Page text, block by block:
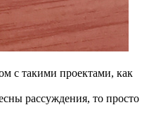
с такими проектами, как
рассуждения, то просто